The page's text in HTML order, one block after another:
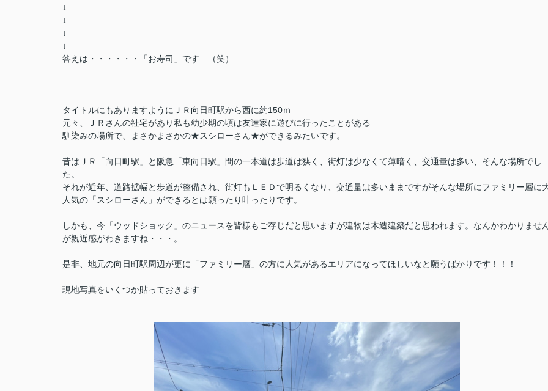
↓
↓
↓
↓
答えは・・・・・・「お寿司」です （笑）
タイトルにもありますようにＪＲ向日町駅から西に約150ｍ
元々、ＪＲさんの社宅があり私も幼少期の頃は友達家に遊びに行ったことがある
馴染みの場所で、まさかまさかの★スシローさん★ができるみたいです。
昔はＪＲ「向日町駅」と阪急「東向日駅」間の一本道は歩道は狭く、街灯は少なくて薄暗く、交通量は多い、そんな場所でし
た。
それが近年、道路拡幅と歩道が整備され、街灯もＬＥＤで明るくなり、交通量は多いままですがそんな場所にファミリー層に
人気の「スシローさん」ができるとは願ったり叶ったりです。
しかも、今「ウッドショック」のニュースを皆様もご存じだと思いますが建物は木造建築だと思われます。なんかわかりませ
が親近感がわきますね・・・。
是非、地元の向日町駅周辺が更に「ファミリー層」の方に人気があるエリアになってほしいなと願うばかりです！！！
現地写真をいくつか貼っておきます